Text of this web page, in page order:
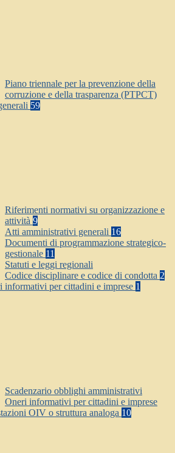
Piano triennale per la prevenzione della
corruzione e della trasparenza (PTPCT)
59
Riferimenti normativi su organizzazione e
attività 9
Atti amministrativi generali 16
Documenti di programmazione strategico-
gestionale 11
Statuti e leggi regionali
Codice disciplinare e codice di condotta 2
informativi per cittadini e imprese 1
Scadenzario obblighi amministrativi
Oneri informativi per cittadini e imprese
OIV o struttura analoga 10